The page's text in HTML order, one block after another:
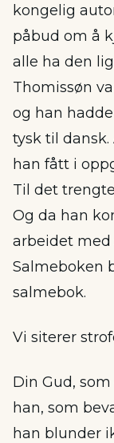
kongelig
påbud om å
alle ha den
Thomissøn
og han
tysk til
han fått i
Til det
Og da han
arbeidet med
Salmeboken
salmebok.
Vi siterer
Din Gud,
han, som
han blunder